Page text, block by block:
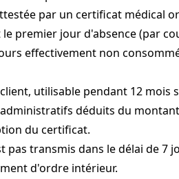
par un certificat
premier jour d'absence (par
effectivement non
utilisable pendant 12 mois
déduits du
du certificat.
pas transmis dans le délai de
d'ordre intérieur.